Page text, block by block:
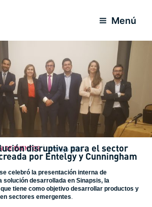
Menú
DE EVENTOS 29 Mayo 2018
disruptiva para el sector
por Entelgy y Cunningham
celebró la presentación interna de
solución desarrollada en Sinapsis, la
tiene como objetivo desarrollar productos y
sectores emergentes.